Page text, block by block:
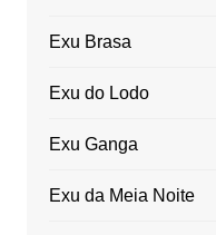
Exu Brasa
Exu do Lodo
Exu Ganga
Exu da Meia Noite